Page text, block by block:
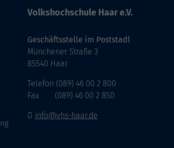
Volkshochschule Haar e.V.
Geschäftsstelle im Poststadl
Münchener Straße 3
85540 Haar
Telefon (089) 46 00 2 800
Fax (089) 46 00 2 850
info@vhs-haar.de